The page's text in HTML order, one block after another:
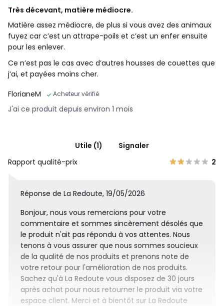
Très décevant, matière médiocre.
Matière assez médiocre, de plus si vous avez des animaux
fuyez car c’est un attrape-poils et c’est un enfer ensuite
pour les enlever.
Ce n’est pas le cas avec d’autres housses de couettes que
j’ai, et payées moins cher.
FlorianeM
Acheteur vérifié
J'ai ce produit depuis environ 1 mois
Utile (1)
Signaler
Rapport qualité-prix
2
Réponse de La Redoute, 19/05/2026
Bonjour, nous vous remercions pour votre
commentaire et sommes sincèrement désolés que
le produit n'ait pas répondu à vos attentes. Nous
tenons à vous assurer que nous sommes soucieux
de la qualité de nos produits et prenons note de
votre retour pour l'amélioration de nos produits.
Sachez qu'à La Redoute vous disposez de 30 jours
après achat pour nous retourner le produit via votre
espace client. Merci et à bientôt sur La Redoute